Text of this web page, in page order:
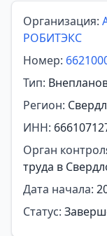
Организация:
РОБИТЭКС
Номер:
Тип:
Регион:
ИНН:
Орган
труда в
Дата начала:
Статус: